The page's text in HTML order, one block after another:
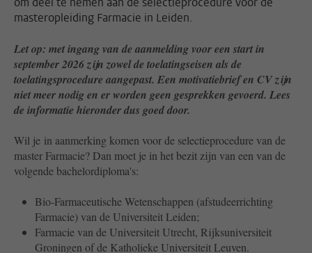
masteropleiding Farmacie in Leiden.
Let op: met ingang van de aanmelding voor een start in
september 2026 zijn zowel de toelatingseisen als de
toelatingsprocedure aangepast. Een motivatiebrief en CV zijn
niet meer nodig en er worden geen gesprekken gevoerd. Lees
de informatie hieronder dus goed door.
Wil je in aanmerking komen voor de selectieprocedure van de
master Farmacie? Dan moet je in het bezit zijn van een van de
volgende bachelordiploma's:
Bio-Farmaceutische Wetenschappen (afstudeerrichting
Farmacie) van de Universiteit Leiden;
Farmacie van de Universiteit Utrecht, Rijksuniversiteit
Groningen of de Katholieke Universiteit Leuven.